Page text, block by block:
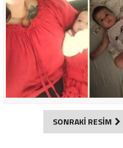
SONRAKİ RESİM